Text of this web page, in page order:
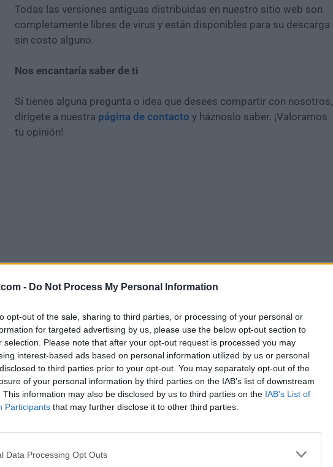
- Do Not Process My Personal Information
opt-out of the sale, sharing to third parties, or processing of your personal or
for targeted advertising by us, please use the below opt-out section to
selection. Please note that after your opt-out request is processed you may
interest-based ads based on personal information utilized by us or personal
to third parties prior to your opt-out. You may separately opt-out of the
of your personal information by third parties on the IAB’s list of downstream
This information may also be disclosed by us to third parties on the IAB’s List of
Participants that may further disclose it to other third parties.
Data Processing Opt Outs
Todas las versiones antiguas distribuidas en nuestro sitio web son
completamente libres de virus y están disponibles para su descarga
sin costo alguno.
Nos encantaría saber de ti
Si tienes alguna pregunta o idea que desees compartir con nosotros,
dirígete a nuestra página de contacto y háznoslo saber. ¡Valoramos
tu opinión!
Descargar Firebird 2.5.9 (32-bit)
¿Por qué se publica esta aplicación en FileHorse? (Más información
Top Descargas